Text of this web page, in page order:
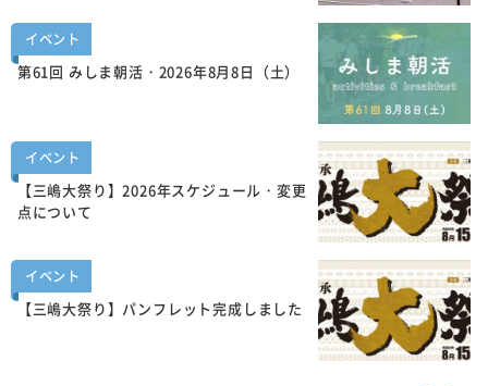
イベント
第61回 みしま朝活・2026年8月8日（土）
イベント
【三嶋大祭り】2026年スケジュール・変更
点について
イベント
【三嶋大祭り】パンフレット完成しました